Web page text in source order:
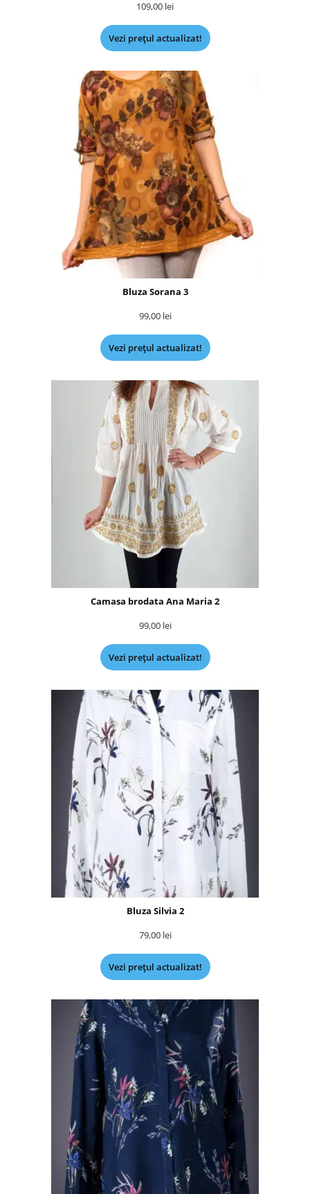
109,00 lei
Vezi prețul actualizat!
Bluza Sorana 3
99,00 lei
Vezi prețul actualizat!
Camasa brodata Ana Maria 2
99,00 lei
Vezi prețul actualizat!
Bluza Silvia 2
79,00 lei
Vezi prețul actualizat!